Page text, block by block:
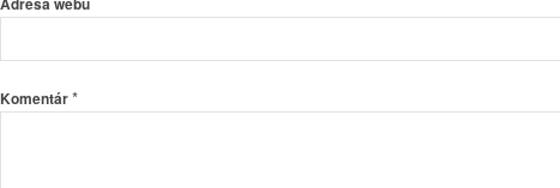
Adresa webu
Komentár*